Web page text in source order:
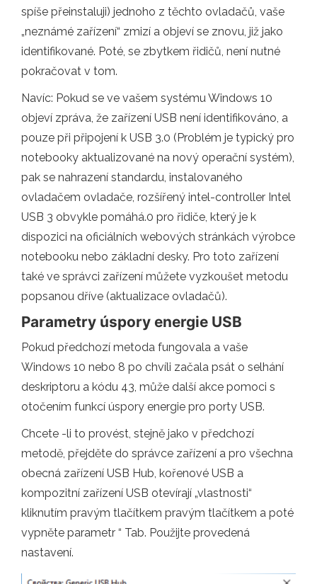
spíše přeinstaluji) jednoho z těchto ovladačů, vaše
„neznámé zařízení“ zmizí a objeví se znovu, již jako
identifikované. Poté, se zbytkem řidičů, není nutné
pokračovat v tom.
Navíc: Pokud se ve vašem systému Windows 10
objeví zpráva, že zařízení USB není identifikováno, a
pouze při připojení k USB 3.0 (Problém je typický pro
notebooky aktualizované na nový operační systém),
pak se nahrazení standardu, instalovaného
ovladačem ovladače, rozšířený intel-controller Intel
USB 3 obvykle pomáhá.0 pro řidiče, který je k
dispozici na oficiálních webových stránkách výrobce
notebooku nebo základní desky. Pro toto zařízení
také ve správci zařízení můžete vyzkoušet metodu
popsanou dříve (aktualizace ovladačů).
Parametry úspory energie USB
Pokud předchozí metoda fungovala a vaše
Windows 10 nebo 8 po chvíli začala psát o selhání
deskriptoru a kódu 43, může další akce pomoci s
otočením funkcí úspory energie pro porty USB.
Chcete -li to provést, stejně jako v předchozí
metodě, přejděte do správce zařízení a pro všechna
obecná zařízení USB Hub, kořenové USB a
kompozitní zařízení USB otevírají „vlastnosti“
kliknutím pravým tlačítkem pravým tlačítkem a poté
vypněte parametr “ Tab. Použijte provedená
nastavení.